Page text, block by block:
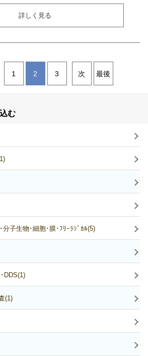
詳しく見る
1 2 3 次 最後
む
分子生物･細胞･膜･ﾌﾘｰﾗｼﾞｶﾙ(5)
DDS(1)
(1)